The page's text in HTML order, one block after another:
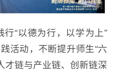
“以德为行，以学为上”
活动，不断提升师生“六
才链与产业链、创新链深